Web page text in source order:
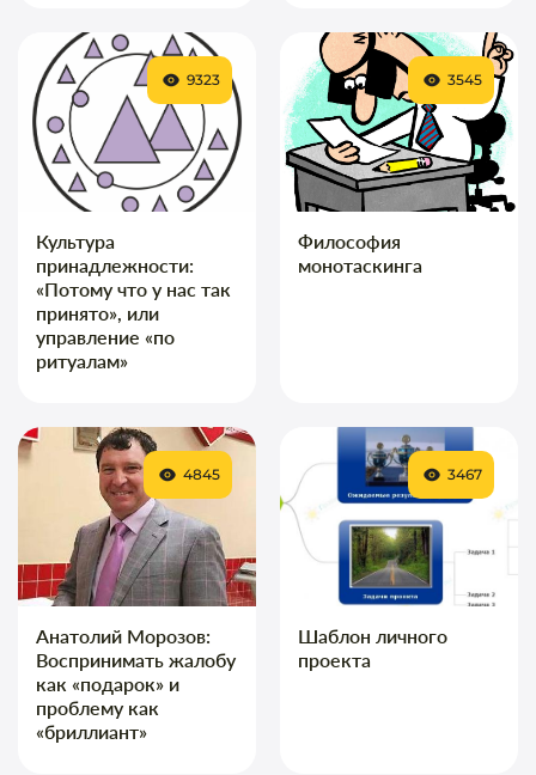
Культура
принадлежности:
«Потому что у нас так
принято», или
управление «по
ритуалам»
9323
Философия
монотаскинга
3545
Анатолий Морозов:
Воспринимать жалобу
как «подарок» и
проблему как
«бриллиант»
4845
Шаблон личного
проекта
3467